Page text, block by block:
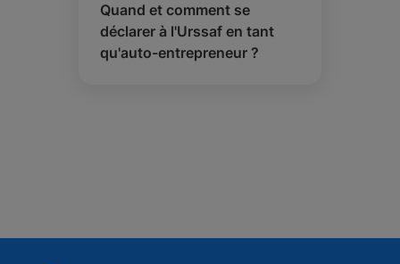
Quand et comment se
déclarer à l'Urssaf en tant
qu'auto-entrepreneur ?